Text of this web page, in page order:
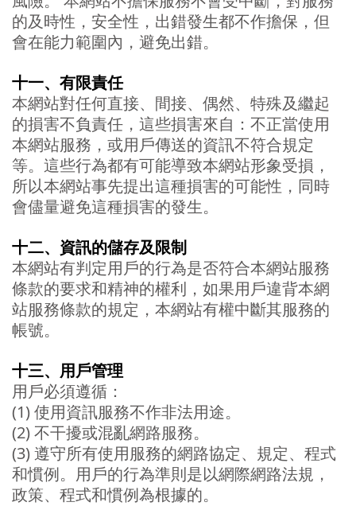
的及時性，安全性，出錯發生都不作擔保，但
會在能力範圍內，避免出錯。
十一、有限責任
本網站對任何直接、間接、偶然、特殊及繼起
的損害不負責任，這些損害來自：不正當使用
本網站服務，或用戶傳送的資訊不符合規定
等。這些行為都有可能導致本網站形象受損，
所以本網站事先提出這種損害的可能性，同時
會儘量避免這種損害的發生。
十二、 資訊的儲存及限制
本網站有判定用戶的行為是否符合本網站服務
條款的要求和精神的權利，如果用戶違背本網
站服務條款的規定，本網站有權中斷其服務的
帳號。
十三、 用戶管理
用戶必須遵循：
(1) 使用資訊服務不作非法用途。
(2) 不干擾或混亂網路服務。
(3) 遵守所有使用服務的網路協定、規定、程式
和慣例。用戶的行為準則是以網際網路法規，
政策、程式和慣例為根據的。